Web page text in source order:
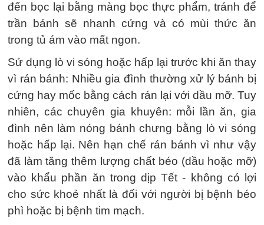
đến bọc lại bằng màng bọc thực phẩm, tránh để
trần bánh sẽ nhanh cứng và có mùi thức ăn
trong tủ ám vào mất ngon.
Sử dụng lò vi sóng hoặc hấp lại trước khi ăn thay
vì rán bánh: Nhiều gia đình thường xử lý bánh bị
cứng hay mốc bằng cách rán lại với dầu mỡ. Tuy
nhiên, các chuyên gia khuyên: mỗi lần ăn, gia
đình nên làm nóng bánh chưng bằng lò vi sóng
hoặc hấp lại. Nên hạn chế rán bánh vì như vậy
đã làm tăng thêm lượng chất béo (dầu hoặc mỡ)
vào khẩu phần ăn trong dịp Tết - không có lợi
cho sức khoẻ nhất là đối với người bị bệnh béo
phì hoặc bị bệnh tim mạch.